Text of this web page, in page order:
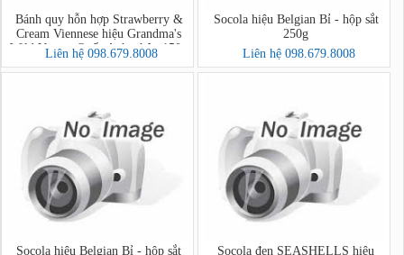
Bánh quy hỗn hợp Strawberry &
Cream Viennese hiệu Grandma's
Wild Vương Quốc Anh - hộp 150g
Liên hệ 098.679.8008
Socola hiệu Belgian Bỉ - hộp sắt
250g
Liên hệ 098.679.8008
Socola hiệu Belgian Bỉ - hộp sắt Socola đen SEASHELLS hiệu